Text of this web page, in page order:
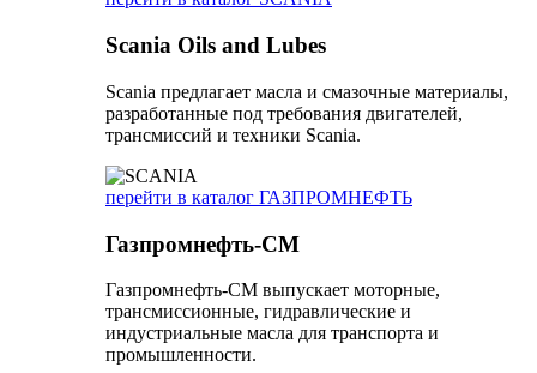
Scania Oils and Lubes
Scania предлагает масла и смазочные материалы,
разработанные под требования двигателей,
трансмиссий и техники Scania.
перейти в каталог ГАЗПРОМНЕФТЬ
Газпромнефть-СМ
Газпромнефть-СМ выпускает моторные,
трансмиссионные, гидравлические и
индустриальные масла для транспорта и
промышленности.